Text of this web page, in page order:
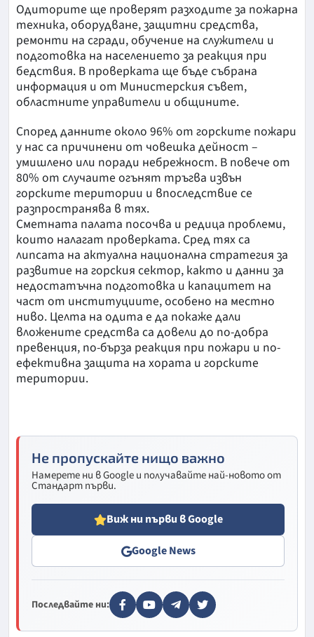
Одиторите ще проверят разходите за пожарна
техника, оборудване, защитни средства,
ремонти на сгради, обучение на служители и
подготовка на населението за реакция при
бедствия. В проверката ще бъде събрана
информация и от Министерския съвет,
областните управители и общините.
Според данните около 96% от горските пожари
у нас са причинени от човешка дейност –
умишлено или поради небрежност. В повече от
80% от случаите огънят тръгва извън
горските територии и впоследствие се
разпространява в тях.
Сметната палата посочва и редица проблеми,
които налагат проверката. Сред тях са
липсата на актуална национална стратегия за
развитие на горския сектор, както и данни за
недостатъчна подготовка и капацитет на
част от институциите, особено на местно
ниво. Целта на одита е да покаже дали
вложените средства са довели до по-добра
превенция, по-бърза реакция при пожари и по-
ефективна защита на хората и горските
територии.
Не пропускайте нищо важно
Намерете ни в Google и получавайте най-новото от
Стандарт първи.
Виж ни първи в Google
Google News
Последвайте ни: